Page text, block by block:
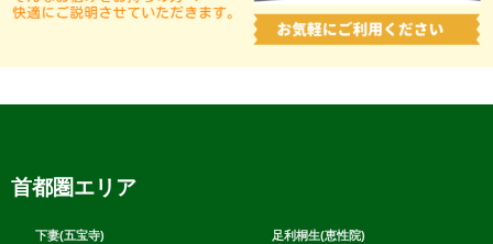
首都圏エリア
下妻(五宝寺)
足利桐生(恵性院)